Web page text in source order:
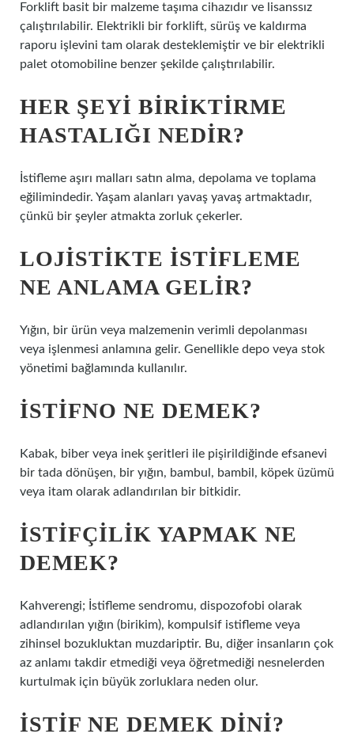
Forklift basit bir malzeme taşıma cihazıdır ve lisanssız
çalıştırılabilir. Elektrikli bir forklift, sürüş ve kaldırma
raporu işlevini tam olarak desteklemiştir ve bir elektrikli
palet otomobiline benzer şekilde çalıştırılabilir.
HER ŞEYI BIRIKTIRME
HASTALIĞI NEDIR?
İstifleme aşırı malları satın alma, depolama ve toplama
eğilimindedir. Yaşam alanları yavaş yavaş artmaktadır,
çünkü bir şeyler atmakta zorluk çekerler.
LOJISTIKTE ISTIFLEME
NE ANLAMA GELIR?
Yığın, bir ürün veya malzemenin verimli depolanması
veya işlenmesi anlamına gelir. Genellikle depo veya stok
yönetimi bağlamında kullanılır.
İSTIFNO NE DEMEK?
Kabak, biber veya inek şeritleri ile pişirildiğinde efsanevi
bir tada dönüşen, bir yığın, bambul, bambil, köpek üzümü
veya itam olarak adlandırılan bir bitkidir.
İSTIFÇILIK YAPMAK NE
DEMEK?
Kahverengi; İstifleme sendromu, dispozofobi olarak
adlandırılan yığın (birikim), kompulsif istifleme veya
zihinsel bozukluktan muzdariptir. Bu, diğer insanların çok
az anlamı takdir etmediği veya öğretmediği nesnelerden
kurtulmak için büyük zorluklara neden olur.
İSTIF NE DEMEK DINI?